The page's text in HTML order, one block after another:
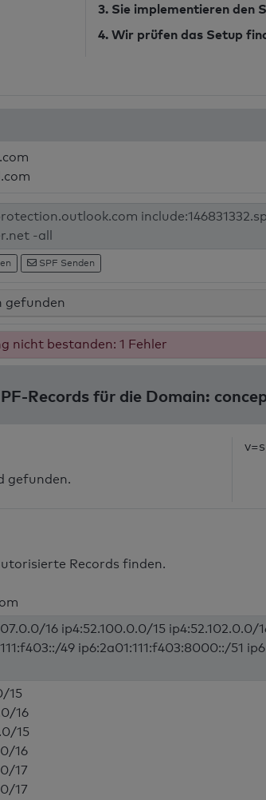
3. Sie implementieren den
4. Wir prüfen das Setup
SPF Senden
gefunden
nicht bestanden: 1 Fehler
Records für die Domain:
gefunden.
Records finden.
16 ip4:52.100.0.0/15 ip4:52.102.0.0/
49 ip6:2a01:111:f403:8000::/51
15
16
15
16
17
17